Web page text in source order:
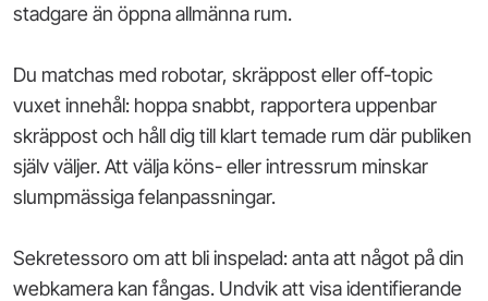
stadgare än öppna allmänna rum.
Du matchas med robotar, skräppost eller off-topic
vuxet innehål: hoppa snabbt, rapportera uppenbar
skräppost och håll dig till klart temade rum där publiken
själv väljer. Att välja köns- eller intressrum minskar
slumpmässiga felanpassningar.
Sekretessoro om att bli inspelad: anta att något på din
webkamera kan fångas. Undvik att visa identifierande